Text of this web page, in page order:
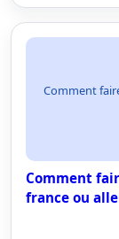
Comment
Comment
france ou